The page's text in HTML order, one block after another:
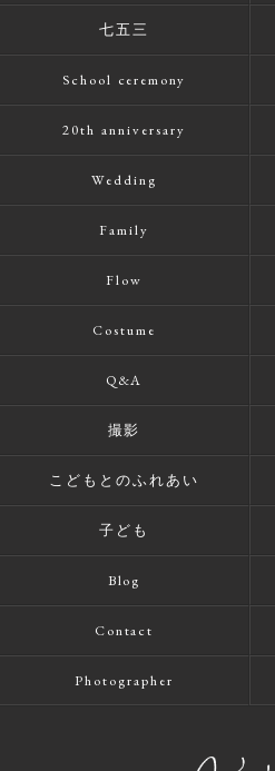
七五三
School ceremony
20th anniversary
Wedding
Family
Flow
Costume
Q&A
撮影
こどもとのふれあい
子ども
Blog
Contact
Photographer